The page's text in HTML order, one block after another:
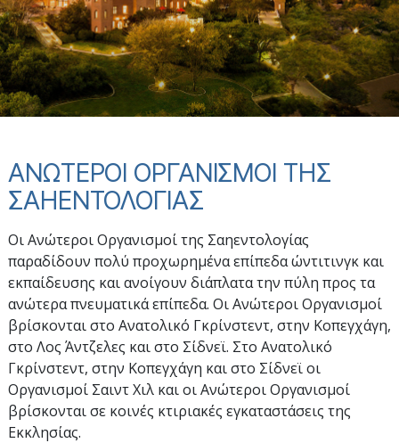
ΑΝΩΤΕΡΟΙ ΟΡΓΑΝΙΣΜΟΙ ΤΗΣ
ΣΑΗΕΝΤΟΛΟΓΙΑΣ
Οι Ανώτεροι Οργανισμοί της Σαηεντολογίας
παραδίδουν πολύ προχωρημένα επίπεδα ώντιτινγκ και
εκπαίδευσης και ανοίγουν διάπλατα την πύλη προς τα
ανώτερα πνευματικά επίπεδα. Οι Ανώτεροι Οργανισμοί
βρίσκονται στο Ανατολικό Γκρίνστεντ, στην Κοπεγχάγη,
στο Λος Άντζελες και στο Σίδνεϊ. Στο Ανατολικό
Γκρίνστεντ, στην Κοπεγχάγη και στο Σίδνεϊ οι
Οργανισμοί Σαιντ Χιλ και οι Ανώτεροι Οργανισμοί
βρίσκονται σε κοινές κτιριακές εγκαταστάσεις της
Εκκλησίας.